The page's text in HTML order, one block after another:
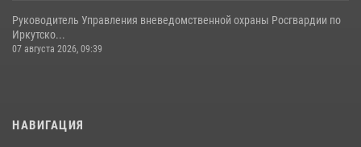
Руководитель Управления вневедомственной охраны Росгвардии по
Иркутско...
07 августа 2026, 09:39
НАВИГАЦИЯ